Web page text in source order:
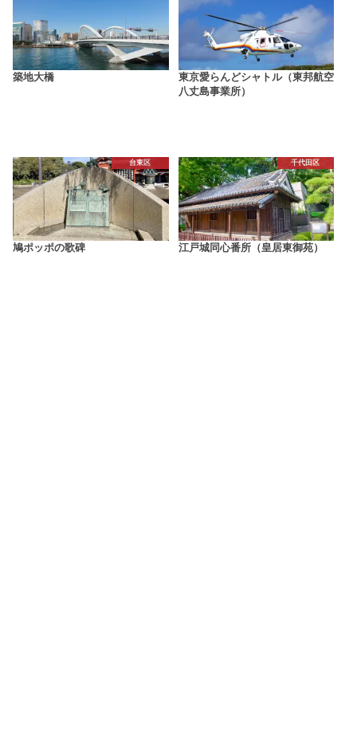
築地大橋
東京愛らんどシャトル（東邦航空
八丈島事業所）
台東区
鳩ポッポの歌碑
千代田区
江戸城同心番所（皇居東御苑）